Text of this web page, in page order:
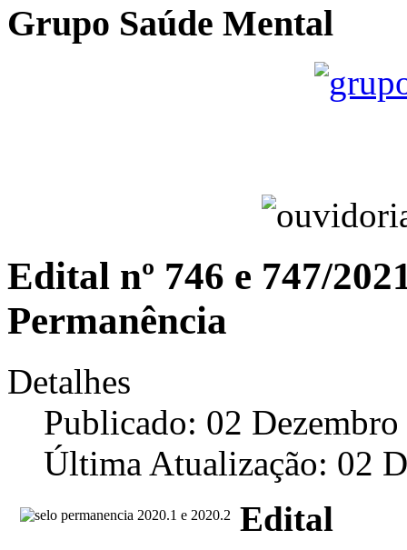
Grupo Saúde Mental
Edital nº 746 e 747/
Permanência
Detalhes
Publicado: 02
Última Atualização: 02
Edital